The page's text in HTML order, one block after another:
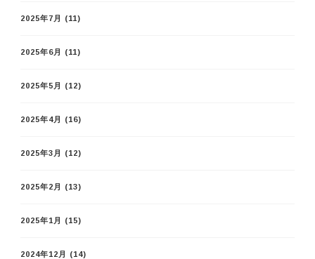
2025年7月 (11)
2025年6月 (11)
2025年5月 (12)
2025年4月 (16)
2025年3月 (12)
2025年2月 (13)
2025年1月 (15)
2024年12月 (14)